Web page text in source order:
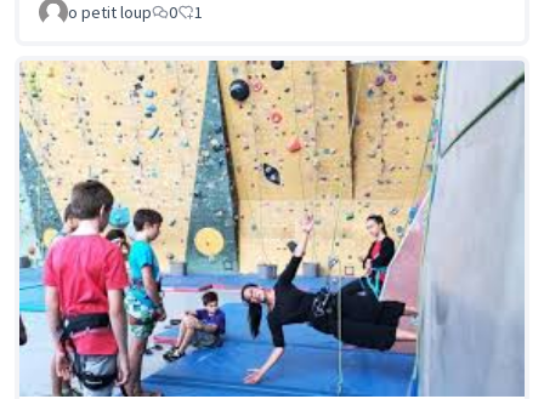
o petit loup
0 1